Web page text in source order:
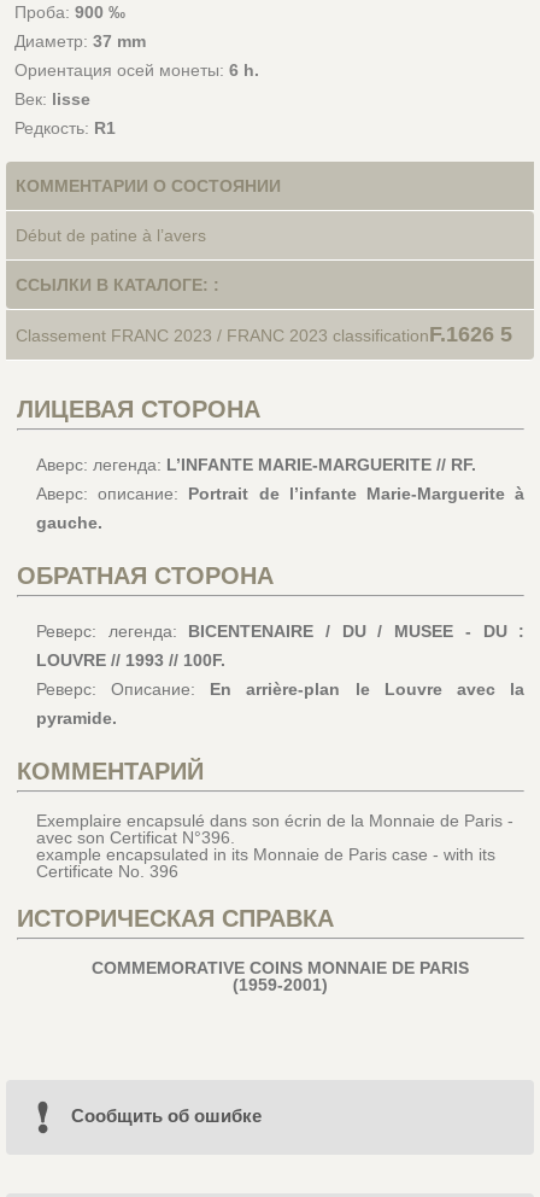
Проба: 900 ‰
Диаметр: 37 mm
Ориентация осей монеты: 6 h.
Век: lisse
Редкость: R1
КОММЕНТАРИИ О СОСТОЯНИИ
Début de patine à l’avers
ССЫЛКИ В КАТАЛОГЕ: :
Classement FRANC 2023 / FRANC 2023 classificationF.1626 5
ЛИЦЕВАЯ СТОРОНА
Аверс: легенда: L’INFANTE MARIE-MARGUERITE // RF.
Аверс: описание: Portrait de l’infante Marie-Marguerite à
gauche.
ОБРАТНАЯ СТОРОНА
Реверс: легенда: BICENTENAIRE / DU / MUSEE - DU :
LOUVRE // 1993 // 100F.
Реверс: Описание: En arrière-plan le Louvre avec la
pyramide.
КОММЕНТАРИЙ
Exemplaire encapsulé dans son écrin de la Monnaie de Paris -
avec son Certificat N°396.
example encapsulated in its Monnaie de Paris case - with its
Certificate No. 396
ИСТОРИЧЕСКАЯ СПРАВКА
COMMEMORATIVE COINS MONNAIE DE PARIS
(1959-2001)
Cообщить об ошибке